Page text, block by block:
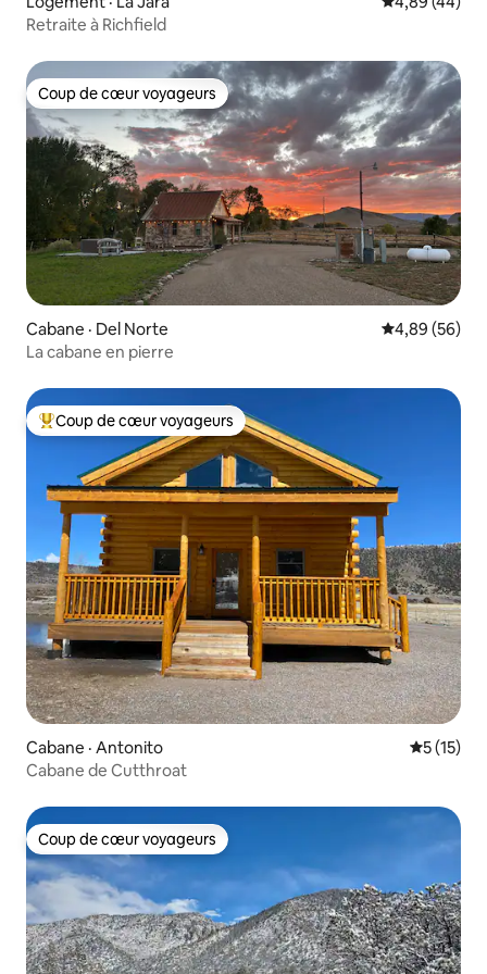
Retraite à Richfield
Coup de cœur voyageurs
Coup de cœur voyageurs
Cabane · Del Norte Note
4,89 (56)
La cabane en pierre
Coup de cœur voyageurs parmi les plus aimés
Coup de cœur voyageurs
Cabane · Antonito Note
5 (15)
Cabane de Cutthroat
Coup de cœur voyageurs
Coup de cœur voyageurs